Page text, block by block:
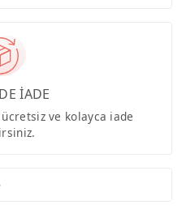
İADE
ve kolayca iade